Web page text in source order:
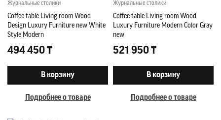
Журнальные столики
Coffee table Living room Wood
Design Luxury Furniture new White
Style Modern
494 450 ₸
В корзину
Подробнее о товаре
Журнальные столики
Coffee table Living room Wood
Luxury Furniture Modern Color Gray
new
521 950 ₸
В корзину
Подробнее о товаре